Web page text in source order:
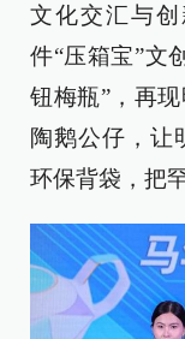
文化交汇与
件“压箱宝”文
钮梅瓶”，再
陶鹅公仔，让
环保背袋，把